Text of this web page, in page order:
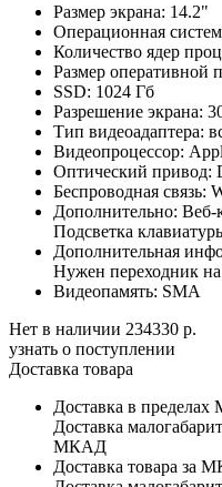
Размер экрана: 14.2"
Операционная
Количество ядер
Размер оперативной
SSD: 1024 Гб
Разрешение экрана:
Тип видеоадаптера:
Видеопроцессор:
Оптический привод:
Беспроводная связь:
Дополнительно: Веб-
Подсветка
Дополнительная
Нужен переходник
Видеопамять: SMA
Нет в наличии 234330 р.
узнать о поступлении
Доставка товара
Доставка в
Доставка
МКАД
Доставка товара за